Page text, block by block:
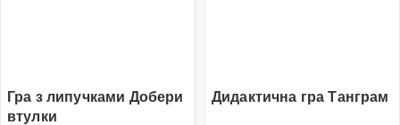
Гра з липучками Добери
втулки
Дидактична гра Танграм